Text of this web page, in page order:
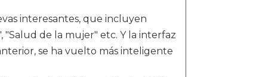
interesantes, que incluyen
"Salud de la mujer" etc. Y la interfaz
se ha vuelto más inteligente